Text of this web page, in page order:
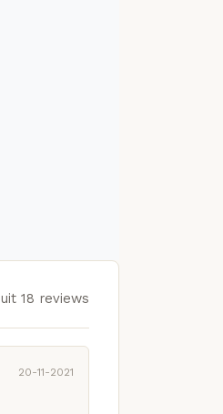
uit 18 reviews
20-11-2021